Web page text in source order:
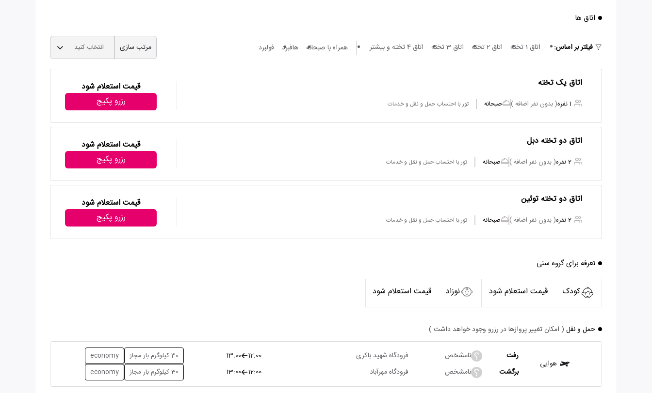
اتاق ها
فیلتر بر اساس: اتاق 1 تخته اتاق 2 تخته اتاق 3 تخته اتاق 4 تخته و بیشتر همراه با صبحانه هافبرد فولبرد مرتب سازی انتخاب کنید
اتاق یک تخته
1 نفره ( بدون نفر اضافه ) صبحانه تور با احتساب حمل و نقل و خدمات
قیمت استعلام شود
رزرو پکیج
اتاق دو تخته دبل
2 نفره ( بدون نفر اضافه ) صبحانه تور با احتساب حمل و نقل و خدمات
قیمت استعلام شود
رزرو پکیج
اتاق دو تخته توئین
2 نفره ( بدون نفر اضافه ) صبحانه تور با احتساب حمل و نقل و خدمات
قیمت استعلام شود
رزرو پکیج
تعرفه برای گروه سنی
کودک قیمت استعلام شود نوزاد قیمت استعلام شود
حمل و نقل ( امکان تغییر پروازها در رزرو وجود خواهد داشت )
هوایی
رفت نامشخص فرودگاه شهید باکری 12:00
13:00 30 کیلوگرم بار مجاز economy
برگشت نامشخص فرودگاه مهرآباد 12:00
13:00 30 کیلوگرم بار مجاز economy